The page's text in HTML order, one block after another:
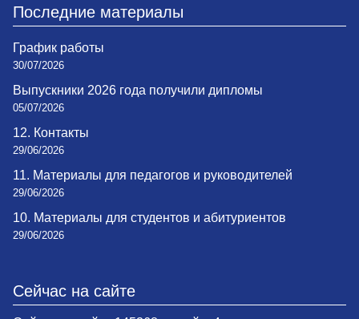
Последние материалы
График работы
30/07/2026
Выпускники 2026 года получили дипломы
05/07/2026
12. Контакты
29/06/2026
11. Материалы для педагогов и руководителей
29/06/2026
10. Материалы для студентов и абитуриентов
29/06/2026
Сейчас на сайте